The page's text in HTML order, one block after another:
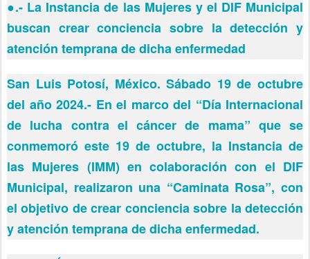
●.- La Instancia de las Mujeres y el DIF Municipal
buscan crear conciencia sobre la detección y
atención temprana de dicha enfermedad
San Luis Potosí, México. Sábado 19 de octubre
del año 2024.- En el marco del “Día Internacional
de lucha contra el cáncer de mama” que se
conmemoró este 19 de octubre, la Instancia de
las Mujeres (IMM) en colaboración con el DIF
Municipal, realizaron una “Caminata Rosa”, con
el objetivo de crear conciencia sobre la detección
y atención temprana de dicha enfermedad.